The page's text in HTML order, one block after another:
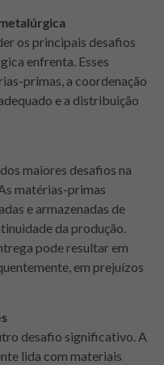
os principais desafios
enfrenta. Esses
primas, a coordenação
e a distribuição
maiores desafios na
matérias-primas
e armazenadas de
da produção.
pode resultar em
em prejuízos
desafio significativo. A
lida com materiais